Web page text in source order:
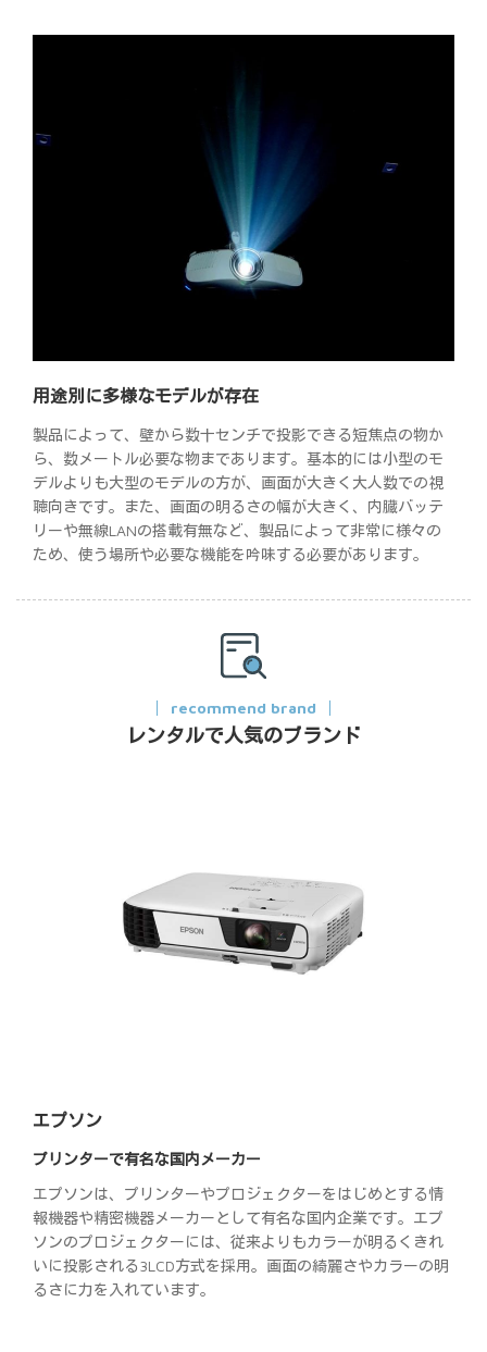
用途別に多様なモデルが存在
製品によって、壁から数十センチで投影できる短焦点の物か
ら、数メートル必要な物まであります。基本的には小型のモ
デルよりも大型のモデルの方が、画面が大きく大人数での視
聴向きです。また、画面の明るさの幅が大きく、内臓バッテ
リーや無線LANの搭載有無など、製品によって非常に様々の
ため、使う場所や必要な機能を吟味する必要があります。
recommend brand
レンタルで人気のブランド
エプソン
プリンターで有名な国内メーカー
エプソンは、プリンターやプロジェクターをはじめとする情
報機器や精密機器メーカーとして有名な国内企業です。エプ
ソンのプロジェクターには、従来よりもカラーが明るくきれ
いに投影される3LCD方式を採用。画面の綺麗さやカラーの明
るさに力を入れています。